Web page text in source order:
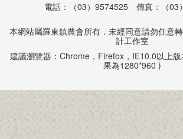
電話：（03）9574525 傳真：（03
本網站屬羅東鎮農會所有．未經同意請勿任意
計工作室
建議瀏覽器：Chrome，Firefox，IE10.0以上
果為1280*960 )